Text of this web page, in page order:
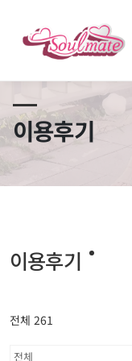
이용후기
이용후기
전체 261
쏠메이트×토모토모 프